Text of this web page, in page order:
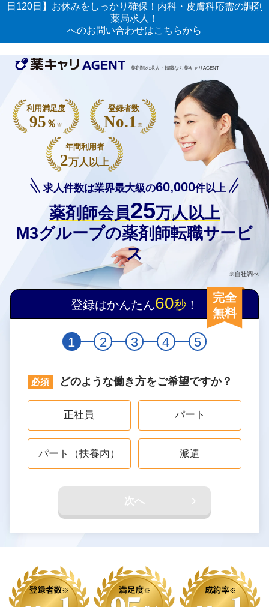
日120日】お休みをしっかり確保！内科・皮膚科応需の調剤
薬局求人！
へのお問い合わせはこちらから
薬剤師の求人・転職なら薬キャリAGENT
求人件数は業界最大級の60,000件以上
薬剤師会員25万人以上
M3グループの薬剤師転職サービ
ス
※自社調べ
利用満足度
95 ％ ※
登録者数
No.1 ※
年間利用者
2万人以上
登録はかんたん60秒 ！
完全
無料
1 2 3 4 5
どのような働き方をご希望ですか？
正社員 パート
パート（扶養内） 派遣
次へ